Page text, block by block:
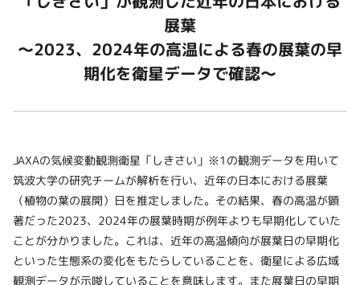
展葉
～2023、2024年の高温による春の展葉の早
期化を衛星データで確認～
JAXAの気候変動観測衛星「しきさい」※1の観測データを用いて
筑波大学の研究チームが解析を行い、近年の日本における展葉
（植物の葉の展開）日を推定しました。その結果、春の高温が顕
著だった2023、2024年の展葉時期が例年よりも早期化していた
ことが分かりました。これは、近年の高温傾向が展葉日の早期化
といった生態系の変化をもたらしていることを、衛星による広域
観測データが示唆していることを意味します。また展葉日の早期